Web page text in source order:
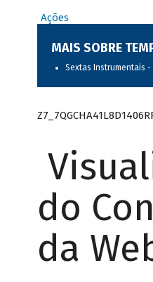
Ações
MAIS SOBRE
Sextas Instrumentais -
do
da